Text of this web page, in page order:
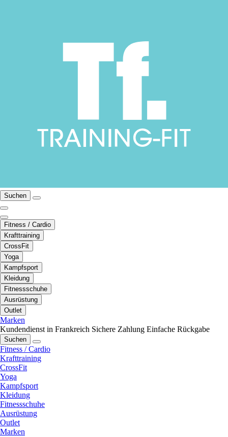
Suchen
Fitness / Cardio
Krafttraining
CrossFit
Yoga
Kampfsport
Kleidung
Fitnessschuhe
Ausrüstung
Outlet
Marken
Kundendienst in Frankreich Sichere Zahlung Einfache Rückgabe
Suchen
Fitness / Cardio
Krafttraining
CrossFit
Yoga
Kampfsport
Kleidung
Fitnessschuhe
Ausrüstung
Outlet
Marken